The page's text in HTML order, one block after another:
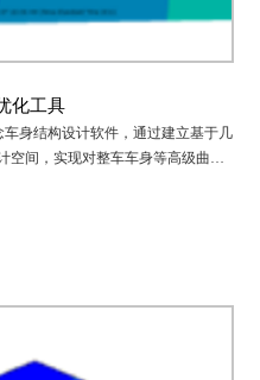
化工具
车身结构设计软件，通过建立基于几
空间，实现对整车车身等高级曲面